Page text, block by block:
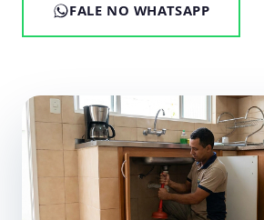
FALE NO WHATSAPP